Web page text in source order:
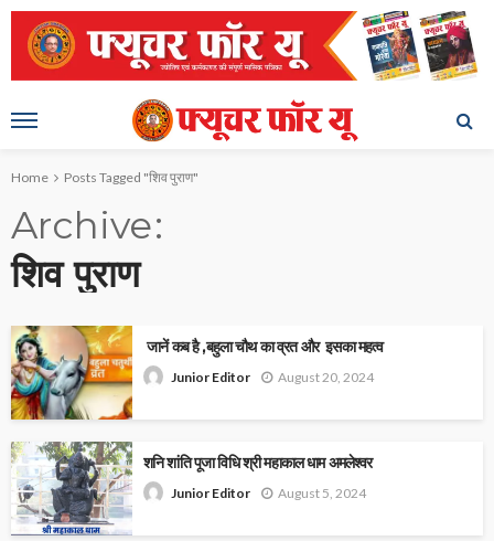
Home Posts Tagged "शिव पुराण"
Archive
शिव पुराण
जानें कब है ,बहुला चौथ का व्रत और इसका महत्व
Junior Editor August 20, 2024
शनि शांति पूजा विधि श्री महाकाल धाम अमलेश्वर
Junior Editor August 5, 2024